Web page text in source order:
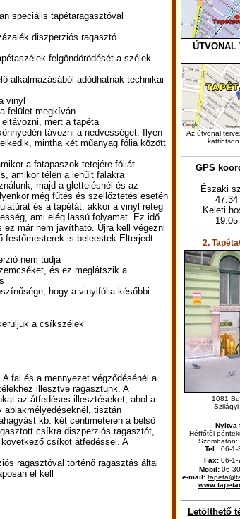
speciális tapétaragasztóval
diszperziós ragasztó
felgöndörödését a szélek
alkalmazásából adódhatnak technikai
vinyl
felület megkíván.
mert a tapéta
távozni a nedvességet. Ilyen
mintha két műanyag fólia között
a fatapaszok tetejére fóliát
amikor télen a lehűlt falakra
majd a glettelésnél és az
még fűtés és szellőztetés esetén
és a tapétát, akkor a vinyl réteg
ami elég lassú folyamat. Ez idő
már nem javítható. Újra kell végezni
festőmesterek is beleestek.Elterjedt
nem tudja
és ez meglátszik a
hogy a vinylfólia későbbi
a csíkszélek
fal és a mennyezet végződésénél a
illesztve ragasztunk. A
az átfedéses illesztéseket, ahol a
ablakmélyedéseknél, tisztán
kb. két centiméteren a belső
csíkra diszperziós ragasztót,
csíkot átfedéssel. A
ragasztóval történő ragasztás által
el kell
ÚTVONAL
Az útvonal
GPS
Északi
47.34
Keleti
2.
1081
Szilágyi
Nyitva
Hétfőtől-
Szombaton:
Tel.: 06-1-
Fax: 06-1-
Mobil: 06-
e-mail:
Letölthető